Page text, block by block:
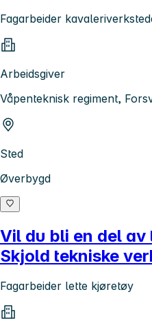
Fagarbeider
Arbeidsgiver
Våpenteknisk regiment,
Sted
Øverbygd
Vil du bli en del av
Skjold tekniske
Fagarbeider lette kjøretøy